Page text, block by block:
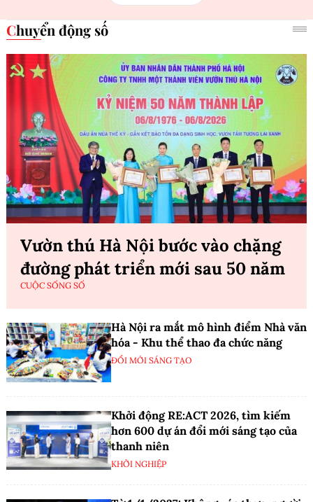
Chuyển động số
Vườn thú Hà Nội bước vào chặng
đường phát triển mới sau 50 năm
CUỘC SỐNG SỐ
Hà Nội ra mắt mô hình điểm Nhà văn
hóa - Khu thể thao đa chức năng
ĐỔI MỚI SÁNG TẠO
Khởi động RE:ACT 2026, tìm kiếm
hơn 600 dự án đổi mới sáng tạo của
thanh niên
KHỞI NGHIỆP